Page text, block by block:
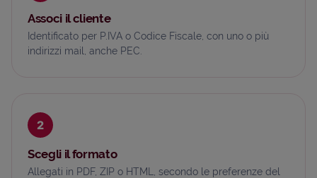
Associ il cliente
Identificato per P.IVA o Codice Fiscale, con uno o più
indirizzi mail, anche PEC.
2
Scegli il formato
Allegati in PDF, ZIP o HTML, secondo le preferenze del